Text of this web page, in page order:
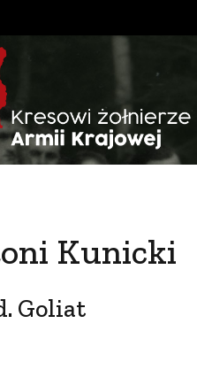
Kunicki
Goliat